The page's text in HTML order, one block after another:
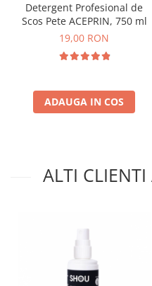
Detergent Profesional de
Scos Pete ACEPRIN, 750 ml
19,00 RON
ADAUGA IN COS
ALTI